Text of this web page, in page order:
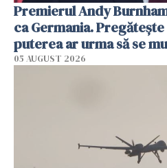
Premierul Andy
ca Germania.
puterea ar urma să se
05 AUGUST 2026